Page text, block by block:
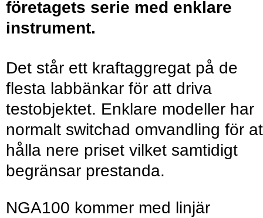
företagets serie med enklare
instrument.
Det står ett kraftaggregat på de
flesta labbänkar för att driva
testobjektet. Enklare modeller har
normalt switchad omvandling för
hålla nere priset vilket samtidigt
begränsar prestanda.
NGA100 kommer med linjär